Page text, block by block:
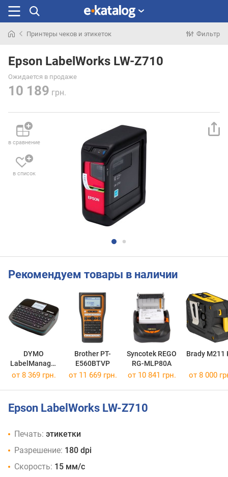
раньше
Принтеры чеков и этикеток Фильтр
Epson LabelWorks LW-Z710
Ожидается в продаже
10 189 грн.
в сравнение
в список
Рекомендуем товары в наличии
DYMO
LabelManager
Executive
Brother PT-
E560BTVP
Syncotek REGO
RG-MLP80A
Brady M211
от 8 369 грн. от 11 669 грн. от 10 841 грн. от 8 000
Epson LabelWorks LW-Z710
Печать: этикетки
Разрешение: 180 dpi
Скорость: 15 мм/с